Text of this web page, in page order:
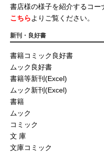
書店様の様子を紹介するコー
こちらよりご覧ください。
新刊・良好書
書籍コミック良好書
ムック良好書
書籍等新刊(Excel)
ムック新刊(Excel)
書籍
ムック
コミック
文 庫
文庫コミック